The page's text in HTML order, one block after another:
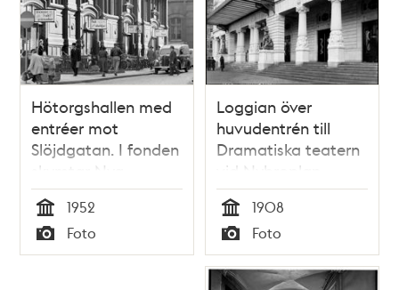
Hötorgshallen med
entréer mot
Slöjdgatan. I fonden
skymtar Nya
Elementarskolan.
Den gamla
saluhallen revs 1954
och ersattes av en
Tid
1952
Typ
Foto
Loggian över
huvudentrén till
Dramatiska teatern
vid Nybroplan
Tid
1908
Typ
Foto